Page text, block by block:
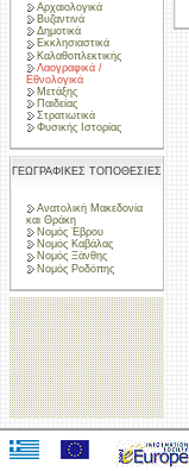
Αρχαιολογικά
Βυζαντινά
Δημοτικά
Εκκλησιαστικά
Καλαθοπλεκτικής
Λαογραφικά /
Εθνολογικά
Μετάξης
Παιδείας
Στρατιωτικά
Φυσικής Ιστορίας
ΓΕΩΓΡΑΦΙΚΕΣ ΤΟΠΟΘΕΣΙΕΣ
Ανατολική Μακεδονία
και Θράκη
Νομός Έβρου
Νομός Καβάλας
Νομός Ξάνθης
Νομός Ροδόπης